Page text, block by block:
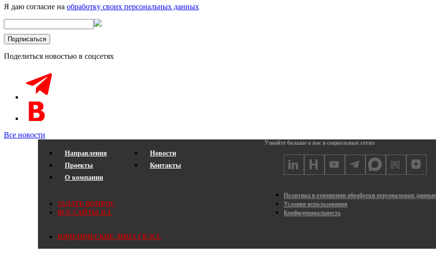
Я даю согласие на обработку своих персональных данных
Поделиться новостью в соцсетях
Все новости
Направления
Проекты
О компании
Новости
Контакты
ЗАДАТЬ ВОПРОС
ВСЕ САЙТЫ ICL
ЮРИДИЧЕСКИЕ ЛИЦА ГК ICL
Узнайте больше о нас в социальных сетях
Политика в отношении обработки персональных данных
Условия использования
Конфиденциальность